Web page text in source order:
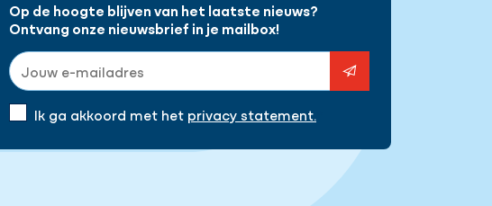
Op de hoogte blijven van het laatste nieuws?
Ontvang onze nieuwsbrief in je mailbox!
E-mailadres
Ik ga akkoord met het privacy statement.